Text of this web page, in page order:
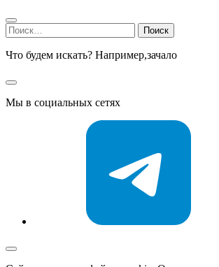
Найти:
Что будем искать? Например,зачало
Мы в социальных сетях